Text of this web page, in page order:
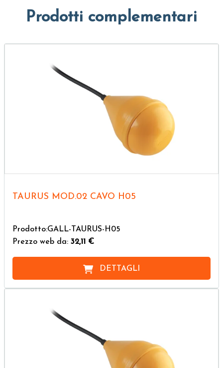
Prodotti complementari
TAURUS MOD.02 CAVO H05
Prodotto:GALL-TAURUS-H05
Prezzo web da: 32,11 €
DETTAGLI